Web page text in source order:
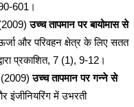
601।
(2009)उच्च तापमान पर बायोमास से
और परिवहन क्षेत्र के लिए सतत
प्रकाशित, 7 (1), 9-12।
(2009)उच्च तापमान पर गन्ने से
इंजीनियरिंग में उभरती